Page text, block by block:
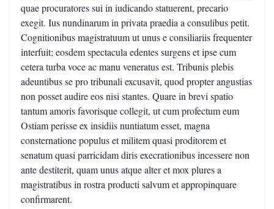
quae procuratores sui in iudicando statuerent, precario
exegit. Ius nundinarum in privata praedia a consulibus petit.
Cognitionibus magistratuum ut unus e consiliariis frequenter
interfuit; eosdem spectacula edentes surgens et ipse cum
cetera turba voce ac manu veneratus est. Tribunis plebis
adeuntibus se pro tribunali excusavit, quod propter angustias
non posset audire eos nisi stantes. Quare in brevi spatio
tantum amoris favorisque collegit, ut cum profectum eum
Ostiam perisse ex insidiis nuntiatum esset, magna
consternatione populus et militem quasi proditorem et
senatum quasi parricidam diris execrationibus incessere non
ante destiterit, quam unus atque alter et mox plures a
magistratibus in rostra producti salvum et appropinquare
confirmarent.